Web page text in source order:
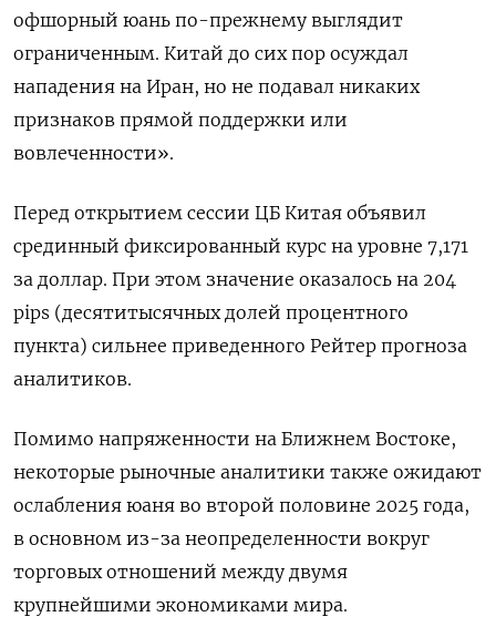
офшорный юань по-прежнему выглядит
ограниченным. Китай до сих пор осуждал
нападения на Иран, но не подавал никаких
признаков прямой поддержки или
вовлеченности».
Перед открытием сессии ЦБ Китая объявил
срединный фиксированный курс на уровне 7,171
за доллар. При этом значение оказалось на 204
pips (десятитысячных долей процентного
пункта) сильнее приведенного Рейтер прогноза
аналитиков.
Помимо напряженности на Ближнем Востоке,
некоторые рыночные аналитики также ожидают
ослабления юаня во второй половине 2025 года,
в основном из-за неопределенности вокруг
торговых отношений между двумя
крупнейшими экономиками мира.